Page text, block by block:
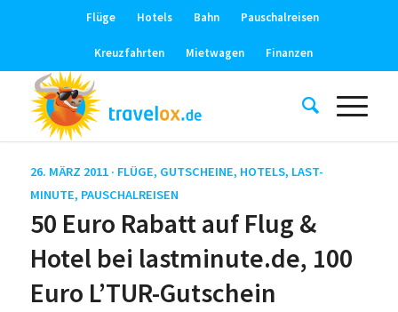
Flüge Hotels Bahn Pauschalreisen
Kreuzfahrten Mietwagen Finanzen
26. MÄRZ 2011 · FLÜGE, GUTSCHEINE, HOTELS, LAST-
MINUTE, PAUSCHALREISEN
50 Euro Rabatt auf Flug &
Hotel bei lastminute.de, 100
Euro L’TUR-Gutschein